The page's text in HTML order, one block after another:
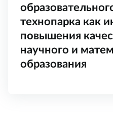
технопарка как
повышения
научного и
образования